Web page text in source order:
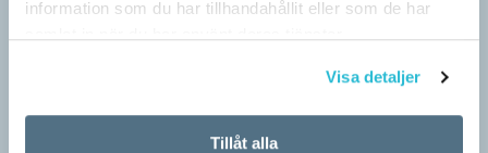
information som du har tillhandahållit eller som de har
Visa detaljer
Tillåt alla